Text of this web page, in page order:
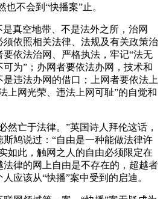
也不会到“快播案”止。
是真空地带、不是法外之所，治网
依照相关法律、法规及有关政策治
依法治网、严格执法，牢记“法无
为”；办网者要依法办网，技术和
违法办网的借口；上网者要依法上
上网光荣、违法上网可耻”的自觉和
然亡于法律。”英国诗人拜伦这话，
鸠说过：“自由是一种能做法律许
如此，触网之人的自由必须限定在
律的网上自由是不存在的，超越者
应该从“快播”案中受到的启迪。